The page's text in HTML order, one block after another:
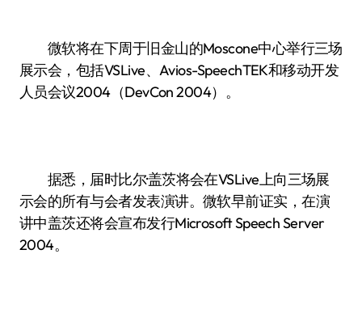
微软将在下周于旧金山的Moscone中心举行三场
展示会，包括VSLive、Avios-SpeechTEK和移动开发
人员会议2004（DevCon 2004）。
据悉，届时比尔·盖茨将会在VSLive上向三场展
示会的所有与会者发表演讲。微软早前证实，在演
讲中盖茨还将会宣布发行Microsoft Speech Server
2004。